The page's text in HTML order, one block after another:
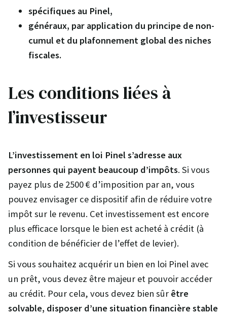
spécifiques au Pinel,
généraux, par application du principe de non-
cumul et du plafonnement global des niches
fiscales.
Les conditions liées à
l’investisseur
L’investissement en loi Pinel s’adresse aux
personnes qui payent beaucoup d’impôts. Si vous
payez plus de 2500 € d’imposition par an, vous
pouvez envisager ce dispositif afin de réduire votre
impôt sur le revenu. Cet investissement est encore
plus efficace lorsque le bien est acheté à crédit (à
condition de bénéficier de l’effet de levier).
Si vous souhaitez acquérir un bien en loi Pinel avec
un prêt, vous devez être majeur et pouvoir accéder
au crédit. Pour cela, vous devez bien sûr être
solvable, disposer d’une situation financière stable